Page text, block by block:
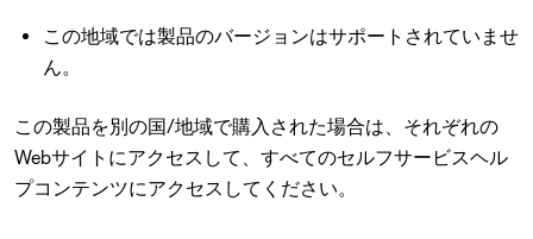
この地域では製品のバージョンはサポートされていませ
ん。
この製品を別の国/地域で購入された場合は、それぞれの
Webサイトにアクセスして、すべてのセルフサービスヘル
プコンテンツにアクセスしてください。